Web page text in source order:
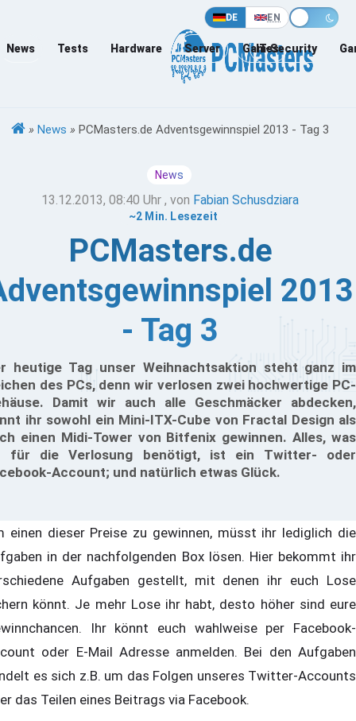
DE EN
News Tests Hardware Server Games
IT-Security
» News » PCMasters.de Adventsgewinnspiel 2013 - Tag 3
News
13.12.2013, 08:40 Uhr , von Fabian Schusdziara
~2 Min. Lesezeit
PCMasters.de
2013
- Tag 3
heutige Tag unser Weihnachtsaktion steht ganz im
des PCs, denn wir verlosen zwei hochwertige PC-
Damit wir auch alle Geschmäcker abdecken,
ihr sowohl ein Mini-ITX-Cube von Fractal Design als
einen Midi-Tower von Bitfenix gewinnen. Alles, was
für die Verlosung benötigt, ist ein Twitter- oder
Account; und natürlich etwas Glück.
einen dieser Preise zu gewinnen, müsst ihr lediglich die
in der nachfolgenden Box lösen. Hier bekommt ihr
Aufgaben gestellt, mit denen ihr euch Lose
könnt. Je mehr Lose ihr habt, desto höher sind eure
Ihr könnt euch wahlweise per Facebook-
oder E-Mail Adresse anmelden. Bei den Aufgaben
es sich z.B. um das Folgen unseres Twitter-Accounts
das Teilen eines Beitrags via Facebook.